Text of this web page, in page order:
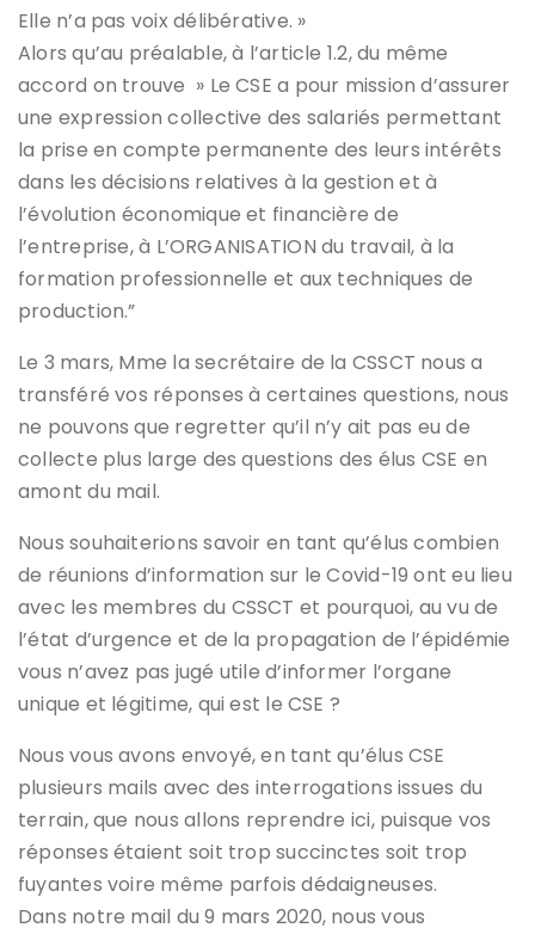
Elle n’a pas voix délibérative. »
Alors qu’au préalable, à l’article 1.2, du même
accord on trouve » Le CSE a pour mission d’assurer
une expression collective des salariés permettant
la prise en compte permanente des leurs intérêts
dans les décisions relatives à la gestion et à
l’évolution économique et financière de
l’entreprise, à L’ORGANISATION du travail, à la
formation professionnelle et aux techniques de
production.”
Le 3 mars, Mme la secrétaire de la CSSCT nous a
transféré vos réponses à certaines questions, nous
ne pouvons que regretter qu’il n’y ait pas eu de
collecte plus large des questions des élus CSE en
amont du mail.
Nous souhaiterions savoir en tant qu’élus combien
de réunions d’information sur le Covid-19 ont eu lieu
avec les membres du CSSCT et pourquoi, au vu de
l’état d’urgence et de la propagation de l’épidémie
vous n’avez pas jugé utile d’informer l’organe
unique et légitime, qui est le CSE ?
Nous vous avons envoyé, en tant qu’élus CSE
plusieurs mails avec des interrogations issues du
terrain, que nous allons reprendre ici, puisque vos
réponses étaient soit trop succinctes soit trop
fuyantes voire même parfois dédaigneuses.
Dans notre mail du 9 mars 2020, nous vous